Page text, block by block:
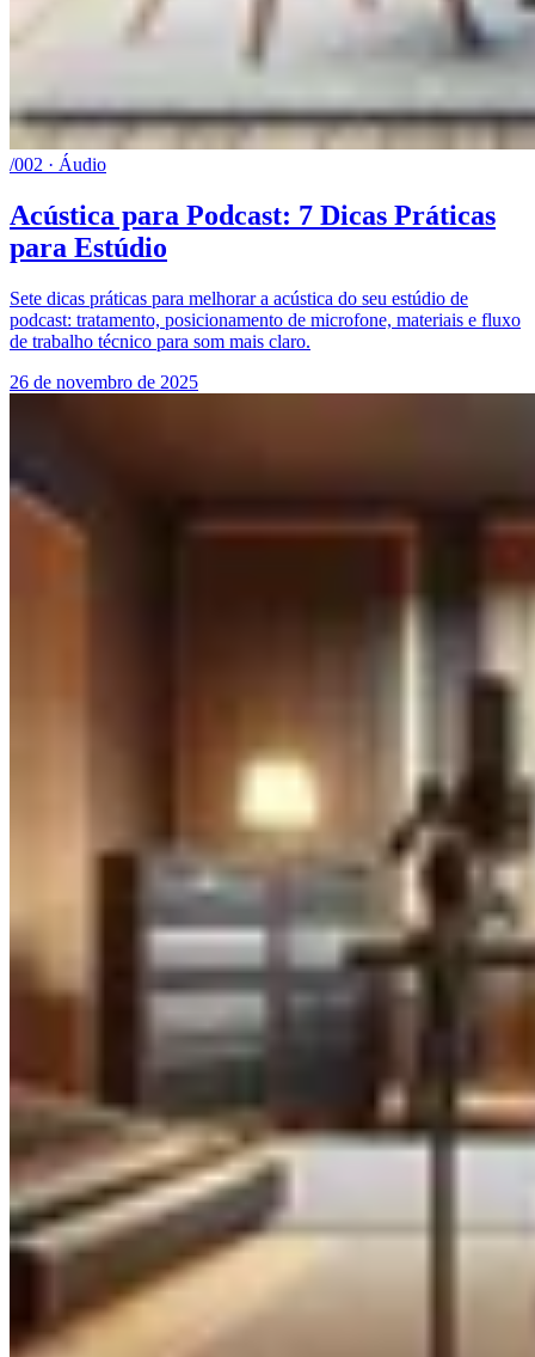
/002 · Áudio
Acústica para Podcast: 7 Dicas Práticas
para Estúdio
Sete dicas práticas para melhorar a acústica do seu estúdio de
podcast: tratamento, posicionamento de microfone, materiais e fluxo
de trabalho técnico para som mais claro.
26 de novembro de 2025